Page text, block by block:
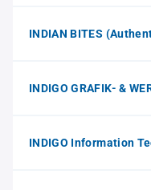
INDIAN BITES
INDIGO GRAFIK- &
INDIGO Information